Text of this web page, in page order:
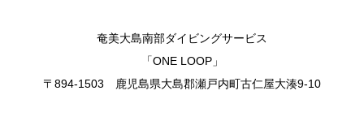
奄美大島南部ダイビングサービス
「ONE LOOP」
〒894-1503 鹿児島県大島郡瀬戸内町古仁屋大湊9-10